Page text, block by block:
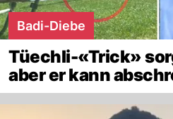
Badi-Diebe
Tüechli-«Trick»
aber er kann